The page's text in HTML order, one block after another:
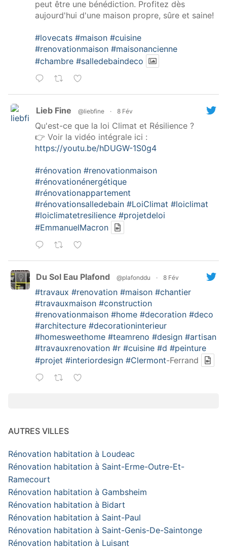
peut être une bénédiction. Profitez dès
aujourd'hui d'une maison propre, sûre et saine!
#lovecats #maison #cuisine
#renovationmaison #maisonancienne
#chambre #salledebaindeco
Lieb Fine @liebfine · 8 Fév
Qu'est-ce que la loi Climat et Résilience ?
👉 Voir la vidéo intégrale ici :
https://youtu.be/hDUGW-1S0g4
#rénovation #renovationmaison
#rénovationénergétique
#rénovationappartement
#rénovationsalledebain #LoiClimat #loiclimat
#loiclimatetresilience #projetdeloi
#EmmanuelMacron
Du Sol Eau Plafond @plafonddu · 8 Fév
#travaux #renovation #maison #chantier
#travauxmaison #construction
#renovationmaison #home #decoration #deco
#architecture #decorationinterieur
#homesweethome #teamreno #design #artisan
#travauxrenovation #r #cuisine #d #peinture
#projet #interiordesign #Clermont-Ferrand
AUTRES VILLES
Rénovation habitation à Loudeac
Rénovation habitation à Saint-Erme-Outre-Et-
Ramecourt
Rénovation habitation à Gambsheim
Rénovation habitation à Bidart
Rénovation habitation à Saint-Paul
Rénovation habitation à Saint-Genis-De-Saintonge
Rénovation habitation à Luisant